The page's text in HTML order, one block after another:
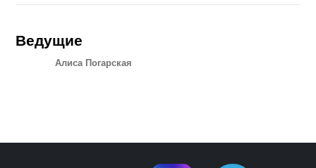
Ведущие
Алиса Погарская